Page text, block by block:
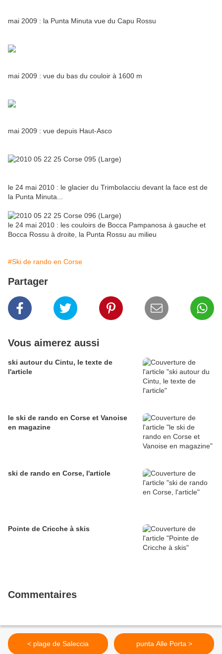
mai 2009 : la Punta Minuta vue du Capu Rossu
mai 2009 : vue du bas du couloir à 1600 m
mai 2009 : vue depuis Haut-Asco
le 24 mai 2010 : le glacier du Trimbolacciu devant la face est de
la Punta Minuta...
le 24 mai 2010 : les couloirs de Bocca Pampanosa à gauche et
Bocca Rossu à droite, la Punta Rossu au milieu
#Ski de rando en Corse
Partager
Vous aimerez aussi
ski autour du Cintu, le texte de
l'article
le ski de rando en Corse et Vanoise
en magazine
ski de rando en Corse, l'article
Pointe de Cricche à skis
Commentaires
< plage de Saleccia punta Alle Porta >